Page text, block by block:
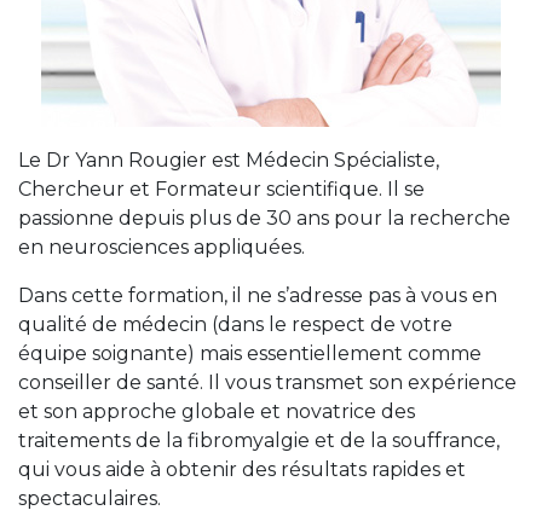
Le Dr Yann Rougier est Médecin Spécialiste,
Chercheur et Formateur scientifique. Il se
passionne depuis plus de 30 ans pour la recherche
en neurosciences appliquées.
Dans cette formation, il ne s’adresse pas à vous en
qualité de médecin (dans le respect de votre
équipe soignante) mais essentiellement comme
conseiller de santé. Il vous transmet son expérience
et son approche globale et novatrice des
traitements de la fibromyalgie et de la souffrance,
qui vous aide à obtenir des résultats rapides et
spectaculaires.